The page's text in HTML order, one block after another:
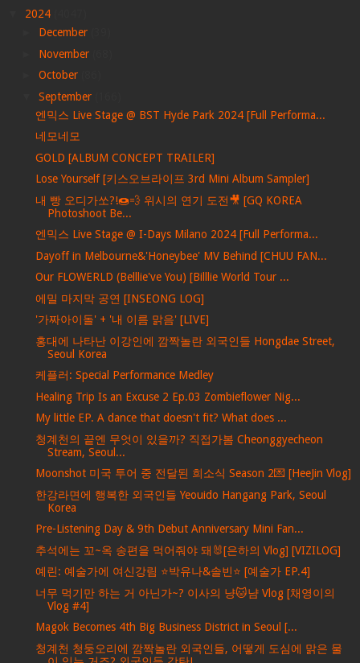
2024
December
November
October
September
엔믹스 Live Stage @ BST Hyde Park 2024 [Full Performa...
네모네모
GOLD [ALBUM CONCEPT TRAILER]
Lose Yourself [키스오브라이프 3rd Mini Album Sampler]
내 빵 오디가쏘?!🍩💨 위시의 연기 도전🎥 [GQ KOREA
Photoshoot Be...
엔믹스 Live Stage @ I-Days Milano 2024 [Full Performa...
Dayoff in Melbourne&'Honeybee' MV Behind [CHUU FAN...
Our FLOWERLD (Belllie've You) [Billlie World Tour ...
에밀 마지막 공연 [INSEONG LOG]
'가짜아이돌' + '내 이름 맑음' [LIVE]
홍대에 나타난 이강인에 깜짝놀란 외국인들 Hongdae Street,
Seoul Korea
케플러: Special Performance Medley
Healing Trip Is an Excuse 2 Ep.03 Zombieflower Nig...
My little EP. A dance that doesn't fit? What does ...
청계천의 끝엔 무엇이 있을까? 직접가봄 Cheonggyecheon
Stream, Seoul...
Moonshot 미국 투어 중 전달된 희소식 Season 2💌 [HeeJin Vlog]
한강라면에 행복한 외국인들 Yeouido Hangang Park, Seoul
Korea
Pre-Listening Day & 9th Debut Anniversary Mini Fan...
추석에는 꼬~옥 송편을 먹어줘야 돼🐰[은하의 Vlog] [VIZILOG]
예린: 예술가에 여신강림 ⭐박유나&솔빈⭐ [예술가 EP.4]
너무 먹기만 하는 거 아닌가~? 이사의 냥🐱냠 Vlog [채영이의
Vlog #4]
Magok Becomes 4th Big Business District in Seoul [...
청계천 청둥오리에 깜짝놀란 외국인들, 어떻게 도심에 맑은 물